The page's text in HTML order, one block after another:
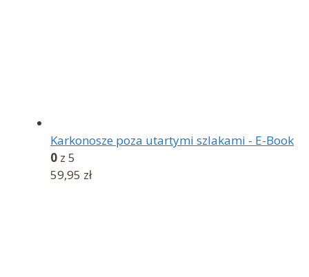
Karkonosze poza utartymi szlakami - E-Book
0 z 5
59,95 zł